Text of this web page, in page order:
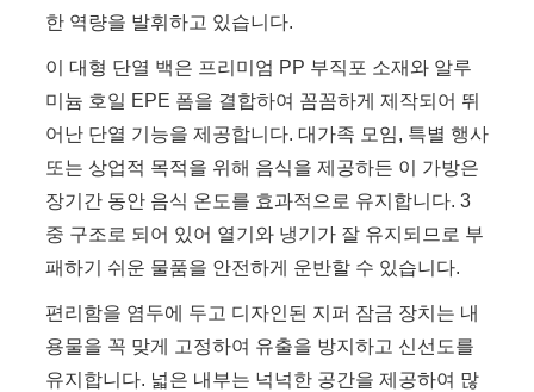
한 역량을 발휘하고 있습니다.
이 대형 단열 백은 프리미엄 PP 부직포 소재와 알루
미늄 호일 EPE 폼을 결합하여 꼼꼼하게 제작되어 뛰
어난 단열 기능을 제공합니다. 대가족 모임, 특별 행사
또는 상업적 목적을 위해 음식을 제공하든 이 가방은
장기간 동안 음식 온도를 효과적으로 유지합니다. 3
중 구조로 되어 있어 열기와 냉기가 잘 유지되므로 부
패하기 쉬운 물품을 안전하게 운반할 수 있습니다.
편리함을 염두에 두고 디자인된 지퍼 잠금 장치는 내
용물을 꼭 맞게 고정하여 유출을 방지하고 신선도를
유지합니다. 넓은 내부는 넉넉한 공간을 제공하여 많